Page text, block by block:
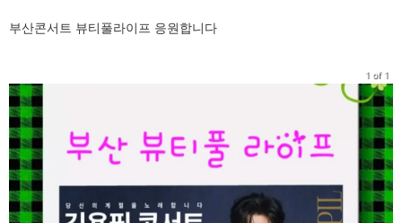
부산콘서트 뷰티풀라이프 응원합니다
1 of 1